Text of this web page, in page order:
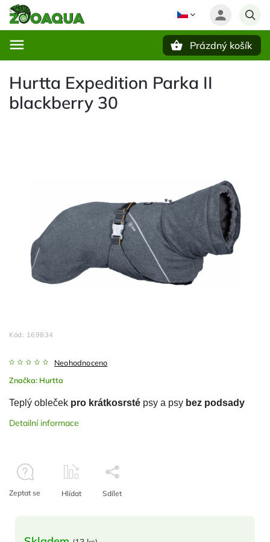
Prázdný košík
Hurtta Expedition Parka II
blackberry 30
Kód: 169834
Neohodnoceno
Značka: Hurtta
Teplý obleček pro krátkosrsté psy a psy bez podsady
Detailní informace
Zeptat se Hlídat Sdílet